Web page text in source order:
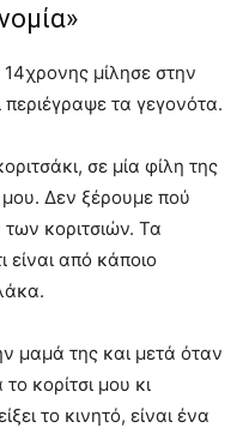
μίλησε στην
τα γεγονότα.
σε μία φίλη της
Δεν ξέρουμε πού
κοριτσιών. Τα
είναι από κάποιο
μαμά της και μετά όταν
κορίτσι μου κι
το κινητό, είναι ένα